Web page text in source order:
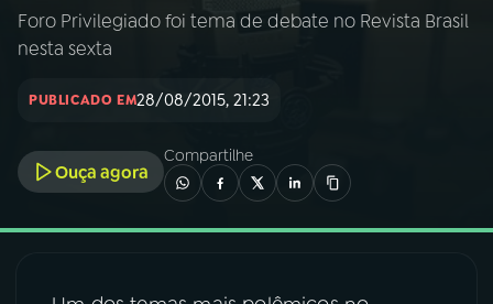
AO VIVO
INÍCIO
A RÁDIO
03PROGRAMAÇÃO
Foro Privilegiado foi tema de debate no Revista Brasil
nesta sexta
PUBLICADO EM28/08/2015, 21:23
Ouça agora
Compartilhe